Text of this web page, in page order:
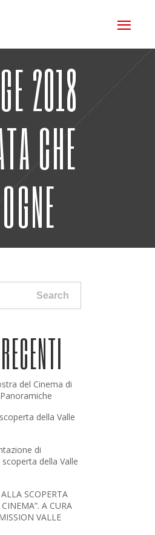
2018
CHE
Search
del Cinema di
della Valle
di
della Valle
SCOPERTA
A CURA
VALLE